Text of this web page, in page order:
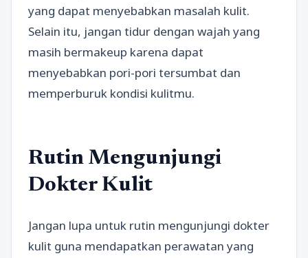
yang dapat menyebabkan masalah kulit.
Selain itu, jangan tidur dengan wajah yang
masih bermakeup karena dapat
menyebabkan pori-pori tersumbat dan
memperburuk kondisi kulitmu.
Rutin Mengunjungi
Dokter Kulit
Jangan lupa untuk rutin mengunjungi dokter
kulit guna mendapatkan perawatan yang